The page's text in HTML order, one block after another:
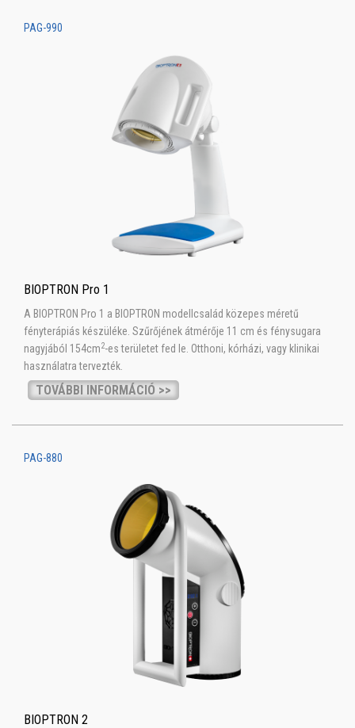
PAG-990
BIOPTRON Pro 1
A BIOPTRON Pro 1 a BIOPTRON modellcsalád közepes méretű
fényterápiás készüléke. Szűrőjének átmérője 11 cm és fénysugara
nagyjából 154cm2-es területet fed le. Otthoni, kórházi, vagy klinikai
használatra tervezték.
TOVÁBBI INFORMÁCIÓ >>
PAG-880
BIOPTRON 2